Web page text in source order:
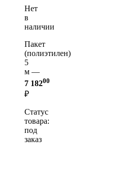
Нет
в
наличии
Пакет
(полиэтилен)
5
м —
7 18200
₽
Статус
товара:
под
заказ